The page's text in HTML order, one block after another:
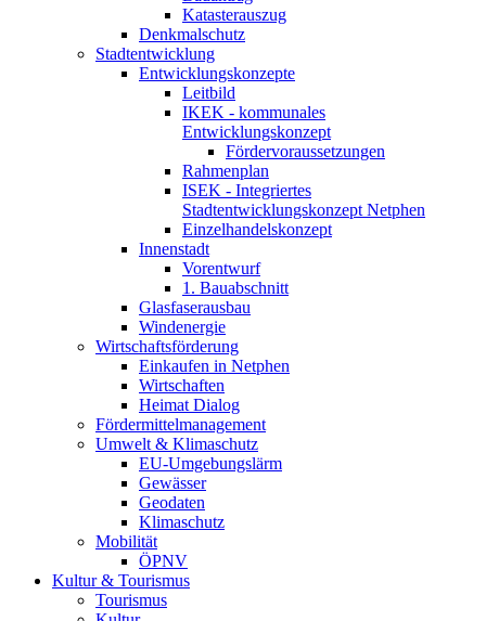
Katasterauszug
Denkmalschutz
Stadtentwicklung
Entwicklungskonzepte
Leitbild
IKEK - kommunales
Entwicklungskonzept
Fördervoraussetzungen
Rahmenplan
ISEK - Integriertes
Stadtentwicklungskonzept Netphen
Einzelhandelskonzept
Innenstadt
Vorentwurf
1. Bauabschnitt
Glasfaserausbau
Windenergie
Wirtschaftsförderung
Einkaufen in Netphen
Wirtschaften
Heimat Dialog
Fördermittelmanagement
Umwelt & Klimaschutz
EU-Umgebungslärm
Gewässer
Geodaten
Klimaschutz
Mobilität
ÖPNV
Kultur & Tourismus
Tourismus